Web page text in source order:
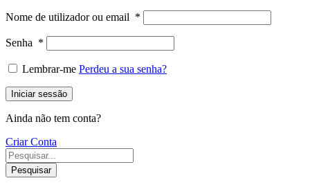
Nome de utilizador ou email *
Senha *
Lembrar-me Perdeu a sua senha?
Iniciar sessão
Ainda não tem conta?
Criar Conta
Pesquisar